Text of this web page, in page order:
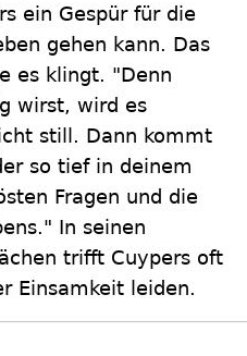
ein Gespür für die
gehen kann. Das
es klingt. "Denn
wirst, wird es
still. Dann kommt
so tief in deinem
Fragen und die
In seinen
trifft Cuypers oft
Einsamkeit leiden.